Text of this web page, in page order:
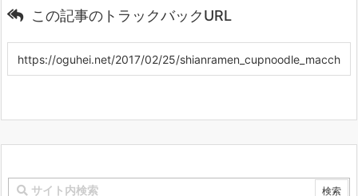
この記事のトラックバックURL